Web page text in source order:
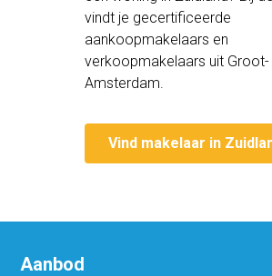
vindt je gecertificeerde
aankoopmakelaars en
verkoopmakelaars uit Groot-
Amsterdam.
Vind makelaar in
Aanbod